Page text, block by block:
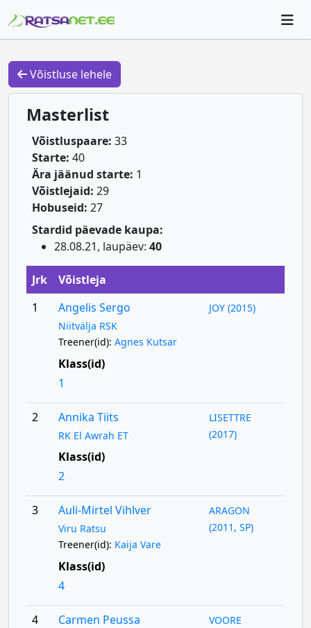
Võistluse lehele
Masterlist
Võistluspaare: 33
Starte: 40
Ära jäänud starte: 1
Võistlejaid: 29
Hobuseid: 27
Stardid päevade kaupa:
28.08.21, laupäev: 40
Jrk
Võistleja
1
Angelis Sergo
Niitvälja RSK
JOY (2015)
Treener(id): Agnes Kutsar
Klass(id)
1
2 Annika Tiits
RK El Awrah ET
LISETTRE
(2017)
Klass(id)
2
3 Auli-Mirtel Vihlver
Viru Ratsu
ARAGON
(2011, SP)
Treener(id): Kaija Vare
Klass(id)
4
4 Carmen Peussa
VOORE